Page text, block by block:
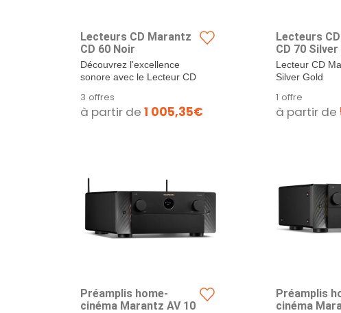
Lecteurs CD Marantz
CD 60 Noir
Découvrez l'excellence
sonore avec le Lecteur CD
votre expérience musicale
à un niveau...
3 offres
à partir de 1 005,35€
Lecteurs
CD 70 Silver
Lecteur CD
Silver Gold
1 offre
à partir de
Préamplis home-
cinéma Marantz AV 10
Préamplis
cinéma